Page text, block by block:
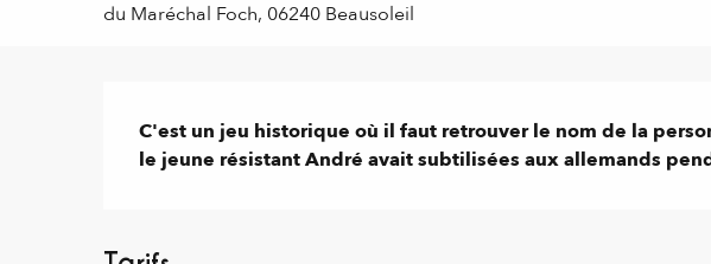
du Maréchal Foch, 06240 Beausoleil
Description
C'est un jeu historique où il faut retrouver le nom de la
le jeune résistant André avait subtilisées aux allemands